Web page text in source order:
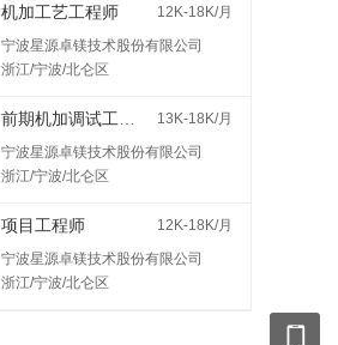
机加工艺工程师
12K-18K/月
宁波星源卓镁技术股份有限公司
浙江/宁波/北仑区
13K-18K/月
宁波星源卓镁技术股份有限公司
浙江/宁波/北仑区
项目工程师
12K-18K/月
宁波星源卓镁技术股份有限公司
浙江/宁波/北仑区